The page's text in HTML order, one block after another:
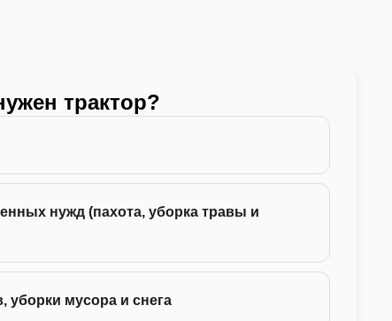
трактор?
нужд (пахота, уборка травы и
уборки мусора и снега